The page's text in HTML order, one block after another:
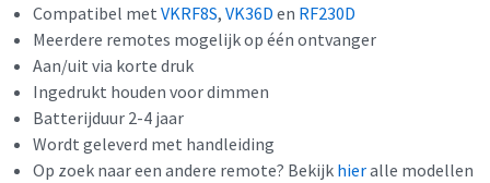
Compatibel met VKRF8S, VK36D en RF230D
Meerdere remotes mogelijk op één ontvanger
Aan/uit via korte druk
Ingedrukt houden voor dimmen
Batterijduur 2-4 jaar
Wordt geleverd met handleiding
Op zoek naar een andere remote? Bekijk hieralle modellen